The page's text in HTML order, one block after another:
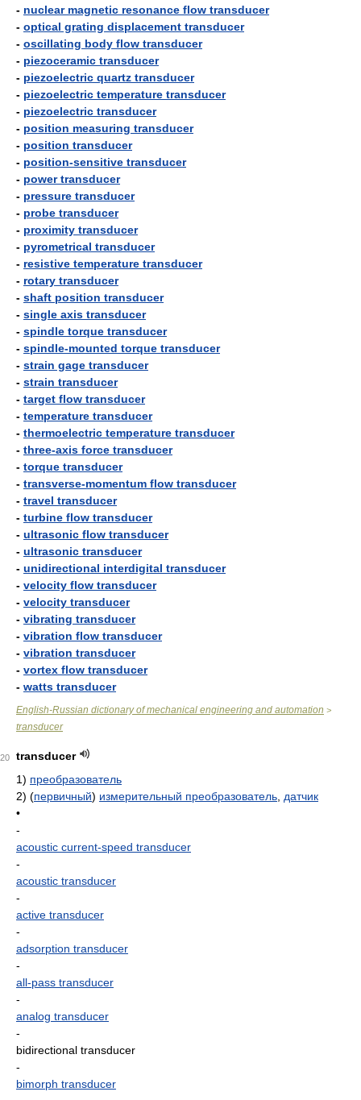
- nuclear magnetic resonance flow transducer
- optical grating displacement transducer
- oscillating body flow transducer
- piezoceramic transducer
- piezoelectric quartz transducer
- piezoelectric temperature transducer
- piezoelectric transducer
- position measuring transducer
- position transducer
- position-sensitive transducer
- power transducer
- pressure transducer
- probe transducer
- proximity transducer
- pyrometrical transducer
- resistive temperature transducer
- rotary transducer
- shaft position transducer
- single axis transducer
- spindle torque transducer
- spindle-mounted torque transducer
- strain gage transducer
- strain transducer
- target flow transducer
- temperature transducer
- thermoelectric temperature transducer
- three-axis force transducer
- torque transducer
- transverse-momentum flow transducer
- travel transducer
- turbine flow transducer
- ultrasonic flow transducer
- ultrasonic transducer
- unidirectional interdigital transducer
- velocity flow transducer
- velocity transducer
- vibrating transducer
- vibration flow transducer
- vibration transducer
- vortex flow transducer
- watts transducer
English-Russian dictionary of mechanical engineering and automation >
transducer
20
transducer
1) преобразователь
2) (первичный) измерительный преобразователь датчик
•
-
acoustic current-speed transducer
-
acoustic transducer
-
active transducer
-
adsorption transducer
-
all-pass transducer
-
analog transducer
-
bidirectional transducer
-
bimorph transducer